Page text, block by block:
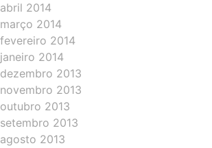
abril 2014
março 2014
fevereiro 2014
janeiro 2014
dezembro 2013
novembro 2013
outubro 2013
setembro 2013
agosto 2013